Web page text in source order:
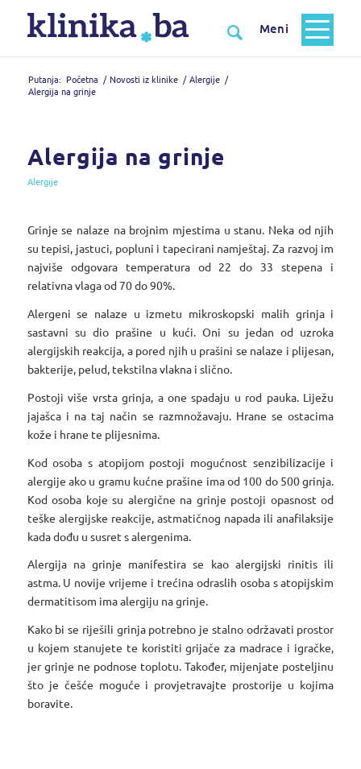
Putanja: Početna / Novosti iz klinike / Alergije /
Alergija na grinje
Alergija na grinje
Alergije
Grinje se nalaze na brojnim mjestima u stanu. Neka od njih
su tepisi, jastuci, popluni i tapecirani namještaj. Za razvoj im
najviše odgovara temperatura od 22 do 33 stepena i
relativna vlaga od 70 do 90%.
Alergeni se nalaze u izmetu mikroskopski malih grinja i
sastavni su dio prašine u kući. Oni su jedan od uzroka
alergijskih reakcija, a pored njih u prašini se nalaze i plijesan,
bakterije, pelud, tekstilna vlakna i slično.
Postoji više vrsta grinja, a one spadaju u rod pauka. Liježu
jajašca i na taj način se razmnožavaju. Hrane se ostacima
kože i hrane te plijesnima.
Kod osoba s atopijom postoji mogućnost senzibilizacije i
alergije ako u gramu kućne prašine ima od 100 do 500 grinja.
Kod osoba koje su alergične na grinje postoji opasnost od
teške alergijske reakcije, astmatičnog napada ili anafilaksije
kada dođu u susret s alergenima.
Alergija na grinje manifestira se kao alergijski rinitis ili
astma. U novije vrijeme i trećina odraslih osoba s atopijskim
dermatitisom ima alergiju na grinje.
Kako bi se riješili grinja potrebno je stalno održavati prostor
u kojem stanujete te koristiti grijače za madrace i igračke,
jer grinje ne podnose toplotu. Također, mijenjate posteljinu
što je češće moguće i provjetravajte prostorije u kojima
boravite.